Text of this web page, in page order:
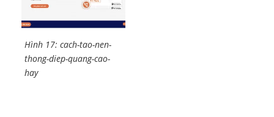
Hình 17: cach-tao-nen-
thong-diep-quang-cao-
hay